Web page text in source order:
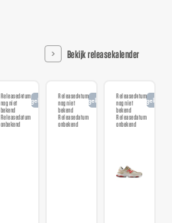
Bekijk releasekalender
Releasedatum
nog niet
bekend
Releasedatum
onbekend
AangekondigdReleasedatum
nog niet
bekend
Releasedatum
onbekend
AangekondigdReleasedatum
nog niet
bekend
Releasedatum
onbekend